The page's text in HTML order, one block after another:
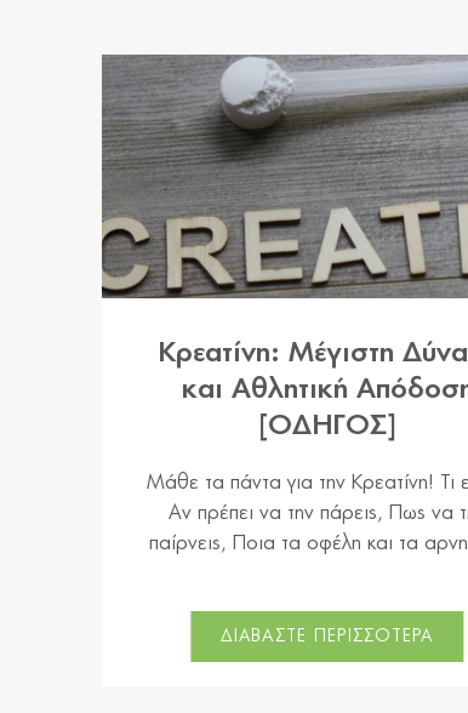
Κρεατίνη: Μέγιστη
και Αθλητική
[ΟΔΗΓΟΣ]
Μάθε τα πάντα για την Κρεατίνη! Τι
Αν πρέπει να την πάρεις, Πως να
παίρνεις, Ποια τα οφέλη και τα
ΔΙΑΒΑΣΤΕ ΠΕΡΙΣΣΟΤΕΡΑ